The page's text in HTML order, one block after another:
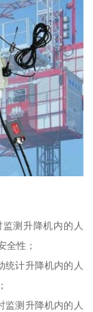
测升降机内的人
全性；
统计升降机内的人
监测升降机内的人